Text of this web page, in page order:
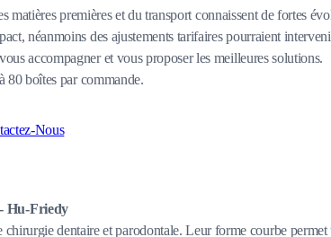
matières premières et du transport connaissent de fortes
néanmoins des ajustements tarifaires pourraient
accompagner et vous proposer les meilleures solutions.
80 boîtes par commande.
Nous
Hu-Friedy
dentaire et parodontale. Leur forme courbe